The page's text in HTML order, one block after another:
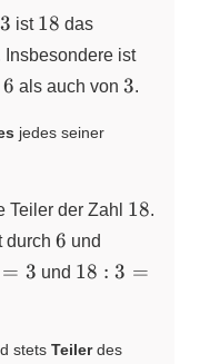
3 ist 18
18 das
Insbesondere ist18
6
6 als auch von 3
3.
jedes seiner
Teiler der Zahl 18
18.
durch 6
6 und
= 3 und 18:3=6
18 : 3 =
stets Teilerdes